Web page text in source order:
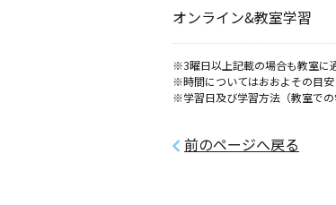
3歳～高校生
京都府京都市伏見区羽束
ャビンビル３Ｆ
西向日
月 火 水
京都府向日市上植野町南
ヤルハイツ２Ｆ
オンライン&教室学習
※3曜日以上記載の場合も教室に
※時間についてはおおよその目安
※学習日及び学習方法（教室での
前のページへ戻る